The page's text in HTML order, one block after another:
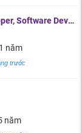
Developer
năm
trước
năm